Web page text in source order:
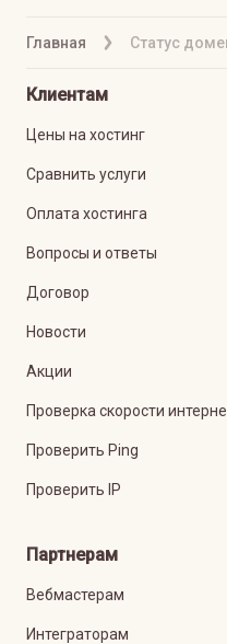
Главная Статус
Клиентам
Цены на хостинг
Сравнить услуги
Оплата хостинга
Вопросы и ответы
Договор
Новости
Акции
Проверка скорости
Проверить Ping
Проверить IP
Партнерам
Вебмастерам
Интеграторам